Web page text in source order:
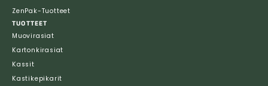
ZenPak-Tuotteet
TUOTTEET
Muovirasiat
Kartonkirasiat
Kassit
Kastikepikarit